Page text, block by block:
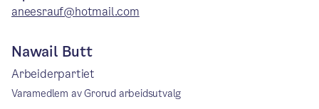
aneesrauf@hotmail.com
Nawail Butt
Arbeiderpartiet
Varamedlem av Grorud arbeidsutvalg